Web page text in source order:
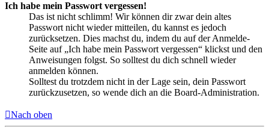
Ich habe mein Passwort vergessen!
Das ist nicht schlimm! Wir können dir zwar dein altes
Passwort nicht wieder mitteilen, du kannst es jedoch
zurücksetzen. Dies machst du, indem du auf der Anmelde-
Seite auf „Ich habe mein Passwort vergessen“ klickst und den
Anweisungen folgst. So solltest du dich schnell wieder
anmelden können.
Solltest du trotzdem nicht in der Lage sein, dein Passwort
zurückzusetzen, so wende dich an die Board-Administration.
Nach oben